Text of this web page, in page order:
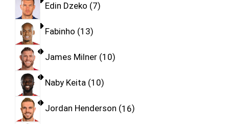
Edin Dzeko 7
Fabinho 13
James Milner 10
Naby Keita 10
Jordan Henderson 16